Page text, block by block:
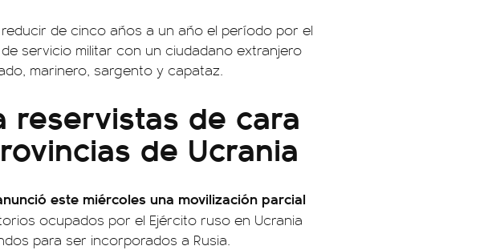
de cinco años a un año el período por el
servicio militar con un ciudadano extranjero
marinero, sargento y capataz.
reservistas de cara
de Ucrania
este miércoles una movilización parcial
ocupados por el Ejército ruso en Ucrania
para ser incorporados a Rusia.